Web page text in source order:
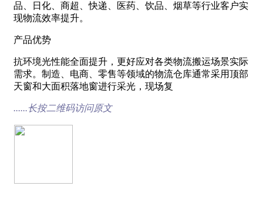
品、日化、商超、快递、医药、饮品、烟草等行业客户实
现物流效率提升。
产品优势
抗环境光性能全面提升，更好应对各类物流搬运场景实际
需求。制造、电商、零售等领域的物流仓库通常采用顶部
天窗和大面积落地窗进行采光，现场复
......长按二维码访问原文